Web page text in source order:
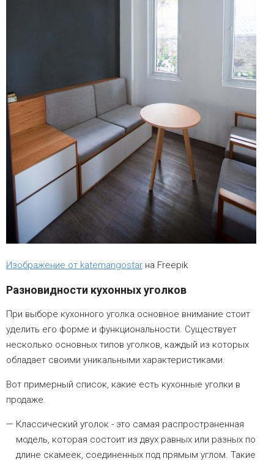
Изображение от katemangostar на Freepik
Разновидности кухонных уголков
При выборе кухонного уголка основное внимание стоит
уделить его форме и функциональности. Существует
несколько основных типов уголков, каждый из которых
обладает своими уникальными характеристиками.
Вот примерный список, какие есть кухонные уголки в
продаже.
Классический уголок - это самая распространенная
модель, которая состоит из двух равных или разных по
длине скамеек, соединенных под прямым углом. Такие